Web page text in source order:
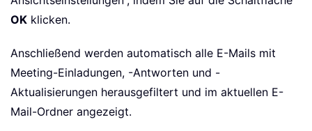
OK klicken.
Anschließend werden automatisch alle E-Mails mit
Meeting-Einladungen, -Antworten und -
Aktualisierungen herausgefiltert und im aktuellen E-
Mail-Ordner angezeigt.